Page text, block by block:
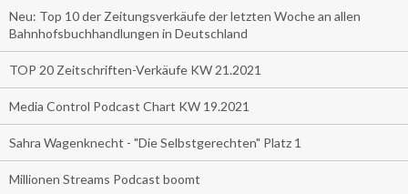
Neu: Top 10 der Zeitungsverkäufe der letzten Woche an allen
Bahnhofsbuchhandlungen in Deutschland
TOP 20 Zeitschriften-Verkäufe KW 21.2021
Media Control Podcast Chart KW 19.2021
Sahra Wagenknecht - "Die Selbstgerechten" Platz 1
Millionen Streams Podcast boomt